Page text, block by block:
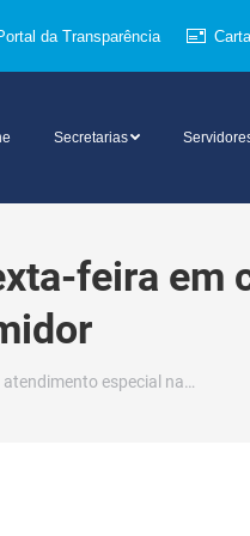
da Transparência
Secretarias
feira em
especial na…